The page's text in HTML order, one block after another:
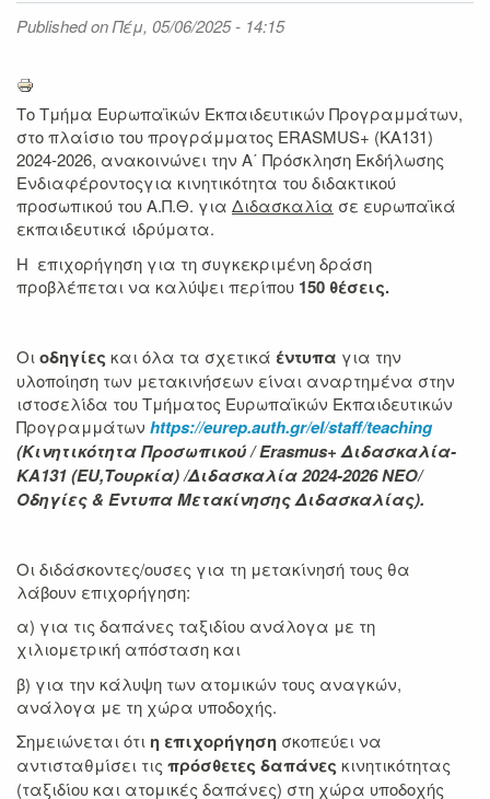
Published onΠέμ, 05/06/2025 - 14:15
Το Τμήμα Ευρωπαϊκών Εκπαιδευτικών Προγραμμάτων,
στο πλαίσιο του προγράμματος ERASMUS+ (KA131)
2024-2026, ανακοινώνει την Α΄ Πρόσκληση Εκδήλωσης
Ενδιαφέροντοςγια κινητικότητα του διδακτικού
προσωπικού του Α.Π.Θ. για Διδασκαλία σε ευρωπαϊκά
εκπαιδευτικά ιδρύματα.
Η επιχορήγηση για τη συγκεκριμένη δράση
προβλέπεται να καλύψει περίπου 150 θέσεις.
Οι οδηγίες και όλα τα σχετικά έντυπα για την
υλοποίηση των μετακινήσεων είναι αναρτημένα στην
ιστοσελίδα του Τμήματος Ευρωπαϊκών Εκπαιδευτικών
Προγραμμάτων https://eurep.auth.gr/el/staff/teaching
(Κινητικότητα Προσωπικού /Erasmus+ Διδασκαλία-
KA131 (EU,Τουρκία) /Διδασκαλία 2024-2026NEO/
Οδηγίες & Έντυπα Μετακίνησης Διδασκαλίας).
Οι διδάσκοντες/ουσες για τη μετακίνησή τους θα
λάβουν επιχορήγηση:
α) για τις δαπάνες ταξιδίου ανάλογα με τη
χιλιομετρική απόσταση και
β) για την κάλυψη των ατομικών τους αναγκών,
ανάλογα με τη χώρα υποδοχής.
Σημειώνεται ότι η επιχορήγηση σκοπεύει να
αντισταθμίσει τις πρόσθετες δαπάνες κινητικότητας
(ταξιδίου και ατομικές δαπάνες) στη χώρα υποδοχής